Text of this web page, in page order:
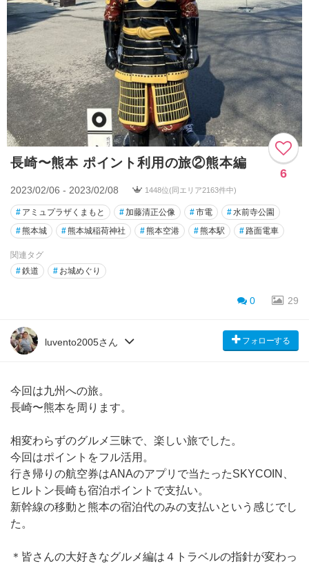
長崎〜熊本 ポイント利用の旅②熊本編
6
2023/02/06 - 2023/02/08 1448位(同エリア2163件中)
# アミュプラザくまもと #加藤清正公像 #市電 #水前寺公園
#熊本城 #熊本城稲荷神社 #熊本空港 #熊本駅 #路面電車
関連タグ
#鉄道 # お城めぐり
0 29
luvento2005さん フォローする
今回は九州への旅。
長崎〜熊本を周ります。
相変わらずのグルメ三昧で、楽しい旅でした。
今回はポイントをフル活用。
行き帰りの航空券はANAのアプリで当たったSKYCOIN、
ヒルトン長崎も宿泊ポイントで支払い。
新幹線の移動と熊本の宿泊代のみの支払いという感じでし
た。
＊皆さんの大好きなグルメ編は４トラベルの指針が変わっ